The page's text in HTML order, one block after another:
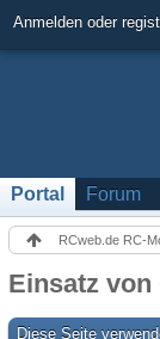
Anmelden oder
Portal Forum
RCweb.de RC-
Einsatz von
Diese Seite